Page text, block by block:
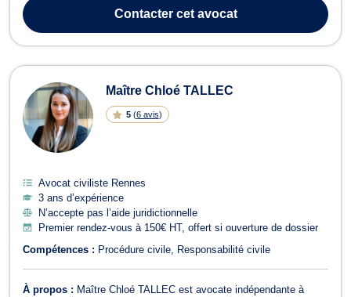
en droit des personnes et de la famille ainsi que dans tous ses
champs de compétences, notamment l...
Contactercet avocat
Maître Chloé TALLEC
5 (6 avis)
Avocat civiliste Rennes
3 ans d’expérience
N’accepte pas l’aide juridictionnelle
Premier rendez-vous à 150€ HT, offert si ouverture de dossier
Compétences : Procédure civile Responsabilité civile
À propos : Maître Chloé TALLEC est avocate indépendante à